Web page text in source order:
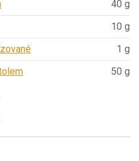
40 g
10 g
1 g
50 g